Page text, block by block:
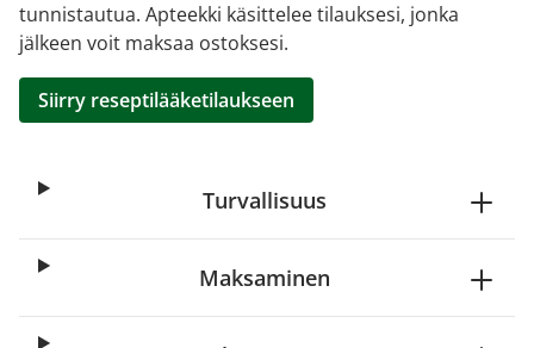
tunnistautua. Apteekki käsittelee tilauksesi, jonka
jälkeen voit maksaa ostoksesi.
Siirry reseptilääketilaukseen
Turvallisuus
Maksaminen